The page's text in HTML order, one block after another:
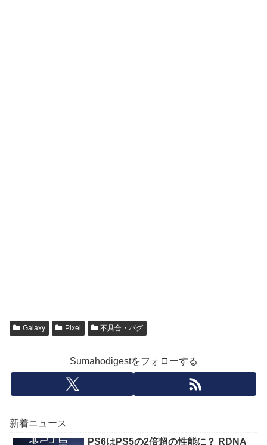
Galaxy Pixel 不具合・バグ
Sumahodigestをフォローする
新着ニュース
PS6はPS5の2倍超の性能に？ RDNA